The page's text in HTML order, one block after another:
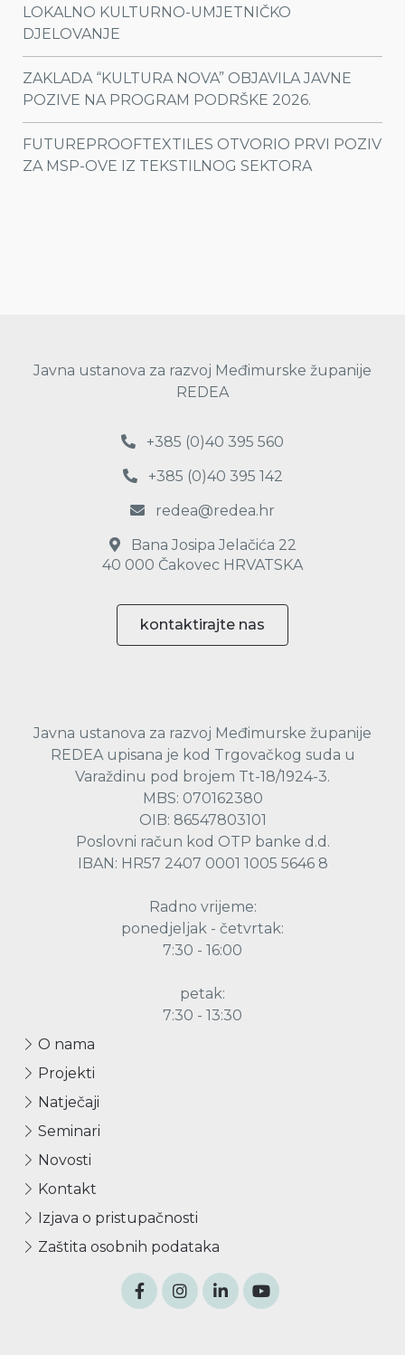
LOKALNO KULTURNO-UMJETNIČKO
DJELOVANJE
ZAKLADA “KULTURA NOVA” OBJAVILA JAVNE
POZIVE NA PROGRAM PODRŠKE 2026.
FUTUREPROOFTEXTILES OTVORIO PRVI POZIV
ZA MSP-OVE IZ TEKSTILNOG SEKTORA
Javna ustanova za razvoj Međimurske županije
REDEA
+385 (0)40 395 560
+385 (0)40 395 142
redea@redea.hr
Bana Josipa Jelačića 22
40 000 Čakovec HRVATSKA
kontaktirajte nas
Javna ustanova za razvoj Međimurske županije
REDEA upisana je kod Trgovačkog suda u
Varaždinu pod brojem Tt-18/1924-3.
MBS: 070162380
OIB: 86547803101
Poslovni račun kod OTP banke d.d.
IBAN: HR57 2407 0001 1005 5646 8
Radno vrijeme:
ponedjeljak - četvrtak:
7:30 - 16:00
petak:
7:30 - 13:30
O nama
Projekti
Natječaji
Seminari
Novosti
Kontakt
Izjava o pristupačnosti
Zaštita osobnih podataka